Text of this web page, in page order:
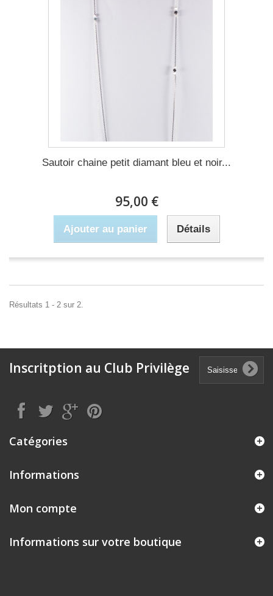
Sautoir chaine petit diamant bleu et noir...
95,00 €
Ajouter au panier Détails
Résultats 1 - 2 sur 2.
Inscritption au Club Privilège
Catégories
Informations
Mon compte
Informations sur votre boutique